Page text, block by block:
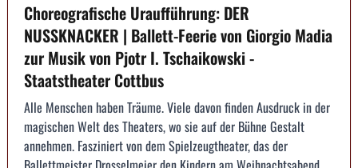
Choreografische Uraufführung: DER
NUSSKNACKER | Ballett-Feerie von Giorgio Madia
zur Musik von Pjotr I. Tschaikowski -
Staatstheater Cottbus
Alle Menschen haben Träume. Viele davon finden Ausdruck in der
magischen Welt des Theaters, wo sie auf der Bühne Gestalt
annehmen. Fasziniert von dem Spielzeugtheater, das der